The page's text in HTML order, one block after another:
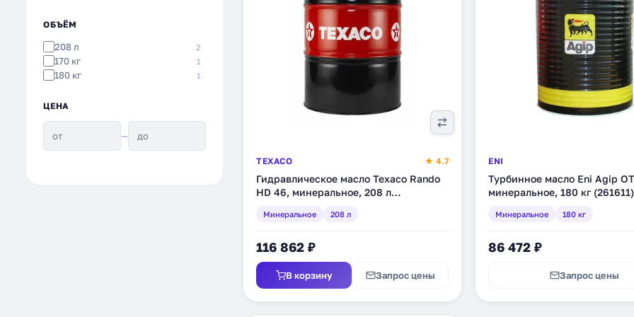
ОБЪЁМ
208 л 2
170 кг 1
180 кг 1
ЦЕНА
—
TEXACO ★ 4.7
Гидравлическое масло Texaco Rando
HD 46, минеральное, 208 л
Минеральное 208 л
116 862 ₽
В корзину Запрос цены
ENI
Турбинное масло Eni Agip
минеральное, 180 кг (261611)
Минеральное 180 кг
86 472 ₽
Запрос цены